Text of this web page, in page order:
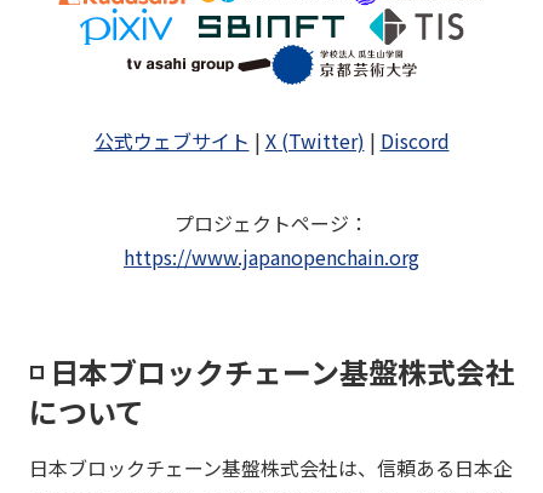
公式ウェブサイト | X (Twitter) | Discord
プロジェクトページ ：
https://www.japanopenchain.org
◽️ 日本ブロックチェーン基盤株式会社
について
日本ブロックチェーン基盤株式会社は、信頼ある日本企